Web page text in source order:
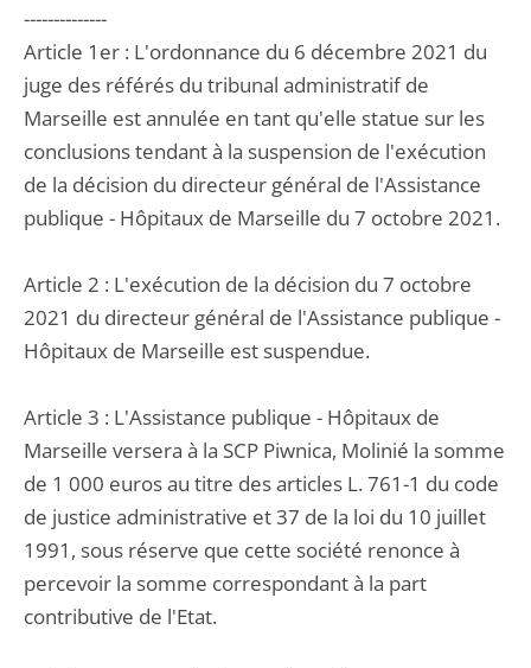
--------------
Article 1er : L'ordonnance du 6 décembre 2021 du
juge des référés du tribunal administratif de
Marseille est annulée en tant qu'elle statue sur les
conclusions tendant à la suspension de l'exécution
de la décision du directeur général de l'Assistance
publique - Hôpitaux de Marseille du 7 octobre 2021.
Article 2 : L'exécution de la décision du 7 octobre
2021 du directeur général de l'Assistance publique -
Hôpitaux de Marseille est suspendue.
Article 3 : L'Assistance publique - Hôpitaux de
Marseille versera à la SCP Piwnica, Molinié la somme
de 1 000 euros au titre des articles L. 761-1 du code
de justice administrative et 37 de la loi du 10 juillet
1991, sous réserve que cette société renonce à
percevoir la somme correspondant à la part
contributive de l'Etat.